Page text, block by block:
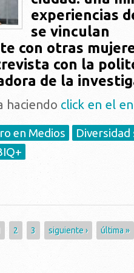
experiencias
se vinculan
con otras
con la
de la
haciendo click en el
en Medios
Diversidad
2 3 siguiente › última »